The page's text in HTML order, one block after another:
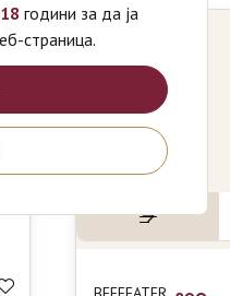
18 години за да ја
страница.